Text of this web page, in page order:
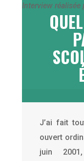
Interview réalisée
J’ai fait
ouvert
juin